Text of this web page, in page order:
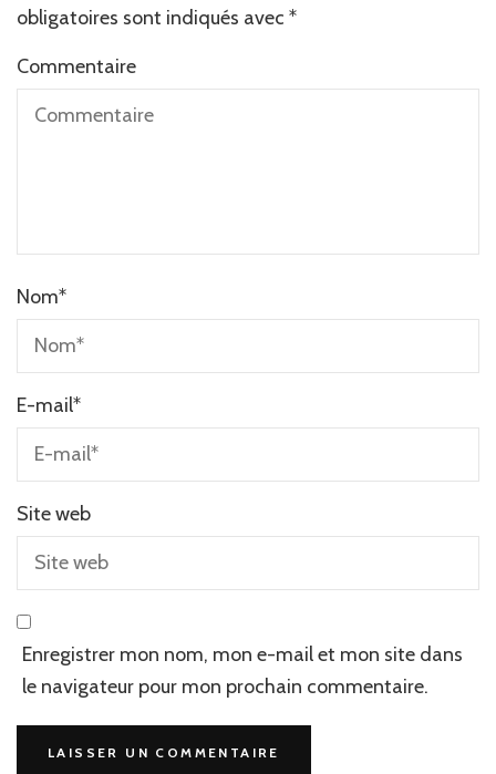
obligatoires sont indiqués avec *
Commentaire
Nom*
E-mail*
Site web
Enregistrer mon nom, mon e-mail et mon site dans
le navigateur pour mon prochain commentaire.